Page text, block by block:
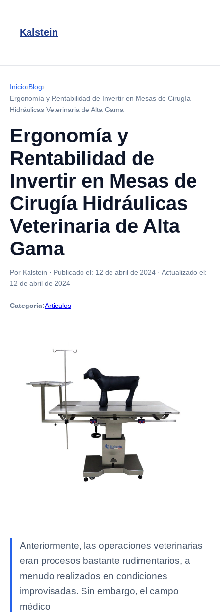
Kalstein
Inicio›Blog›
Ergonomía y Rentabilidad de Invertir en Mesas de Cirugía
Hidráulicas Veterinaria de Alta Gama
Ergonomía y
Rentabilidad de
Invertir en Mesas de
Cirugía Hidráulicas
Veterinaria de Alta
Gama
Por Kalstein · Publicado el: 12 de abril de 2024 · Actualizado el:
12 de abril de 2024
Categoría:Articulos
Anteriormente, las operaciones veterinarias
eran procesos bastante rudimentarios, a
menudo realizados en condiciones
improvisadas. Sin embargo, el campo
médico